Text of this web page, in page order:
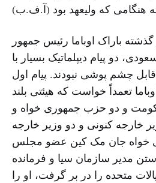
هنگامی که ولیعهد بود (آ.ف.ب)
باراک اوباما رئیس جمهور
دو پیام دیپلماتیک بسیار با
چشم پوشی نبودند. پیام اول
تعمداً خواست که هیئتی بلند
و دو حزب جمهوری خواه و
خارجه کنونی و دو وزیر خارجه
خواه جان مک کین عضو مجلس
مدیر سازمان سیا و فرمانده
متحده را در بر گرفت، او را